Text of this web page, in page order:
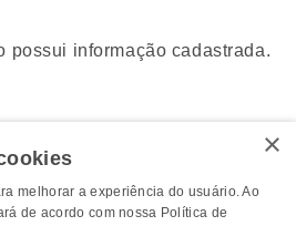
possui informação cadastrada.
×
melhorar a experiência do usuário. Ao
de acordo com nossa Política de